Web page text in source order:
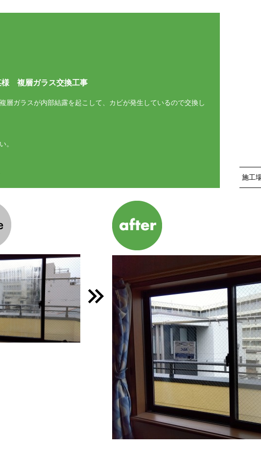
複層ガラス交換工事
ガラスが内部結露を起こして、カビが発生しているので交換し
。
施工